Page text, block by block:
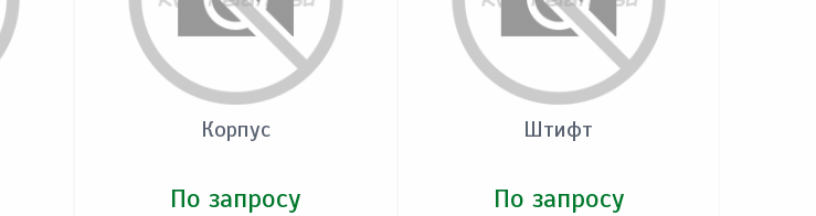
Корпус
По запросу
Штифт
По запросу